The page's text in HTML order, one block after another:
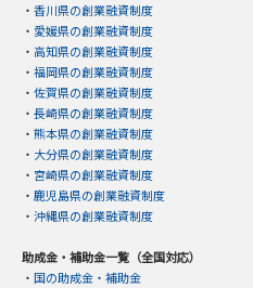
・ 香川県の創業融資制度
・ 愛媛県の創業融資制度
・ 高知県の創業融資制度
・ 福岡県の創業融資制度
・ 佐賀県の創業融資制度
・ 長崎県の創業融資制度
・ 熊本県の創業融資制度
・ 大分県の創業融資制度
・ 宮崎県の創業融資制度
・ 鹿児島県の創業融資制度
・ 沖縄県の創業融資制度
助成金・補助金一覧（全国対応）
・ 国の助成金・補助金